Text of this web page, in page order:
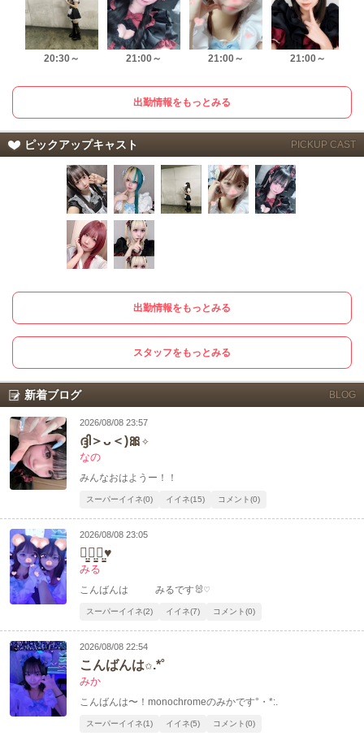
20:30～ 21:00～ 21:00～ 21:00～
出勤情報をもっとみる
ピックアップキャスト PICKUP CAST
出勤情報をもっとみる
スタッフをもっとみる
新着ブログ BLOG
2026/08/08 23:57
ദ്ദി＞ᴗ＜)🎀✧
なの
みんなおはようー！！
スーパーイイネ(0) イイネ(15) コメント(0)
2026/08/08 23:05
ꪔ̤̱ꪔ̤̱ꪔ̤̱♥︎
みる
こんばんは みるです🐰♡
スーパーイイネ(2) イイネ(7) コメント(0)
2026/08/08 22:54
こんばんは✩.*˚
みか
こんばんは〜！monochromeのみかです°・*:.
スーパーイイネ(1) イイネ(5) コメント(0)